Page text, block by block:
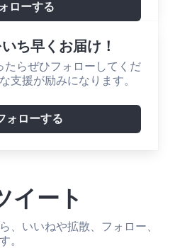
ローする
ち早くお届け！
たらぜひフォローしてくだ
支援が励みになります。
ォローする
イート
、いいねや拡散、フォロー、
。